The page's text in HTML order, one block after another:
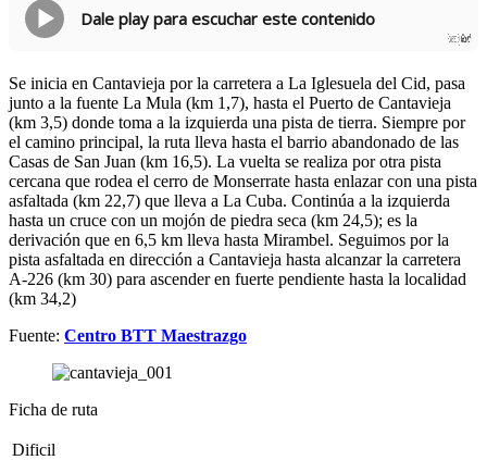
Dale play para escuchar este contenido
GSpeech
Se inicia en Cantavieja por la carretera a La Iglesuela del Cid, pasa
junto a la fuente La Mula (km 1,7), hasta el Puerto de Cantavieja
(km 3,5) donde toma a la izquierda una pista de tierra. Siempre por
el camino principal, la ruta lleva hasta el barrio abandonado de las
Casas de San Juan (km 16,5). La vuelta se realiza por otra pista
cercana que rodea el cerro de Monserrate hasta enlazar con una pista
asfaltada (km 22,7) que lleva a La Cuba. Continúa a la izquierda
hasta un cruce con un mojón de piedra seca (km 24,5); es la
derivación que en 6,5 km lleva hasta Mirambel. Seguimos por la
pista asfaltada en dirección a Cantavieja hasta alcanzar la carretera
A-226 (km 30) para ascender en fuerte pendiente hasta la localidad
(km 34,2)
Fuente: Centro BTT Maestrazgo
Ficha de ruta
Dificil